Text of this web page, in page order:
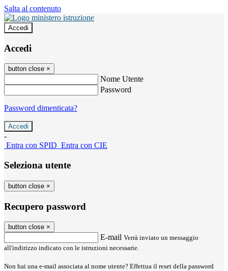
Salta al contenuto
Accedi
Accedi
button close ×
Nome Utente
Password
Password dimenticata?
-
Entra con SPID Entra con CIE
Seleziona utente
button close ×
Recupero password
button close ×
E-mail Verrà inviato un messaggio
all'indirizzo indicato con le istruzioni necessarie.
Non hai una e-mail associata al nome utente? Effettua il reset della password